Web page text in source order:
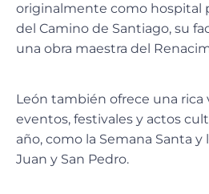
originalmente como hospital
del Camino de Santiago, su
una obra maestra del
León también ofrece una rica
eventos, festivales y actos
año, como la Semana Santa y
Juan y San Pedro.